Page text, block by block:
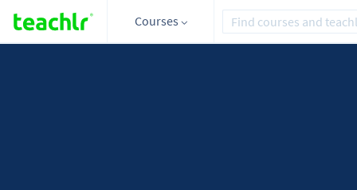
Courses